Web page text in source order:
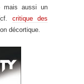
mais aussi un
critique des
décortique.